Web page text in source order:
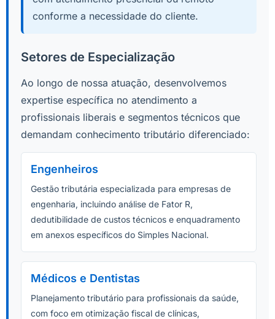
conforme a necessidade do cliente.
Setores de Especialização
Ao longo de nossa atuação, desenvolvemos
expertise específica no atendimento a
profissionais liberais e segmentos técnicos que
demandam conhecimento tributário diferenciado:
Engenheiros
Gestão tributária especializada para empresas de
engenharia, incluindo análise de Fator R,
dedutibilidade de custos técnicos e enquadramento
em anexos específicos do Simples Nacional.
Médicos e Dentistas
Planejamento tributário para profissionais da saúde,
com foco em otimização fiscal de clínicas,